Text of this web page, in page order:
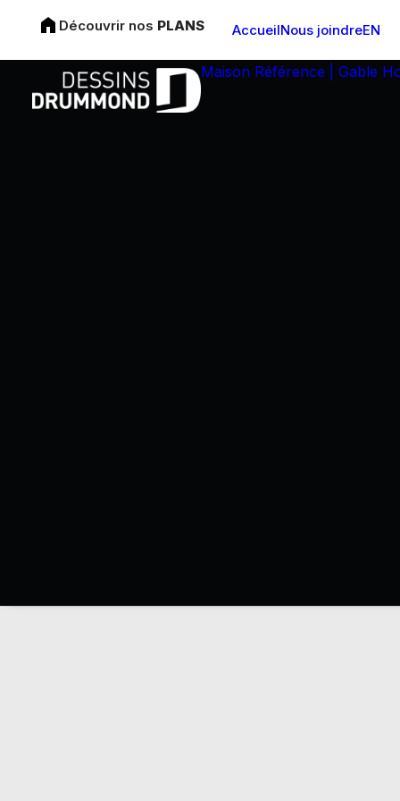
Découvrir nos PLANS AccueilNous joindreEN
Maison Référence | Gable